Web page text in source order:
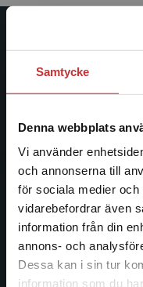
Samtycke
Denna webbplats
Vi använder
och annonserna till
för sociala medier
vidarebefordrar även
information från din
annons- och
Dessa kan i sin tur
information som du
Studentlitteratur
facklitteratur,
informationstjänster i
längs hela
Kontakta oss
Kontakta oss
046-31 20 00